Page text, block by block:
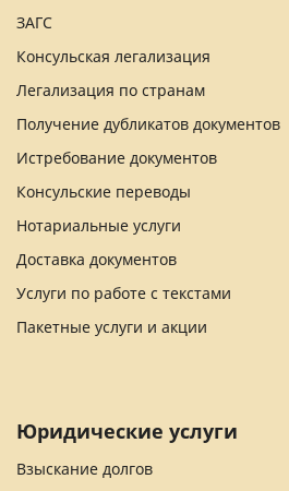
ЗАГС
Консульская легализация
Легализация по странам
Получение дубликатов документов
Истребование документов
Консульские переводы
Нотариальные услуги
Доставка документов
Услуги по работе с текстами
Пакетные услуги и акции
Юридические услуги
Взыскание долгов